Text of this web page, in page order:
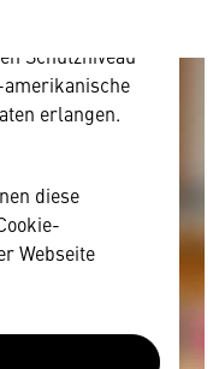
EU-
Schutzniveau
erlangen.
diese
Webseite